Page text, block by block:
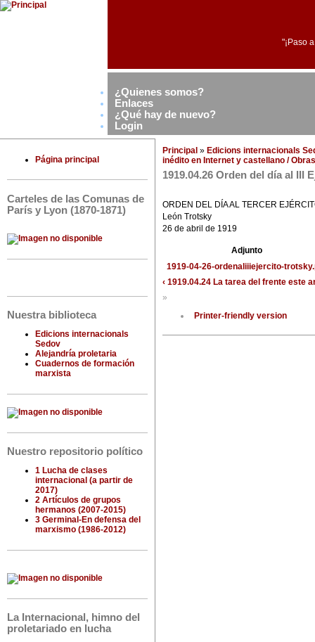
"¡Paso
¿Quienes somos?
Enlaces
¿Qué hay de nuevo?
Login
Página principal
Carteles de las Comunas de
París y Lyon (1870-1871)
Nuestra biblioteca
Edicions internacionals
Sedov
Alejandría proletaria
Cuadernos de formación
marxista
Nuestro repositorio político
1 Lucha de clases
internacional (a partir de
2017)
2 Artículos de grupos
hermanos (2007-2015)
3 Germinal-En defensa del
marxismo (1986-2012)
La Internacional, himno del
proletariado en lucha
Principal » Edicions internacionals
inédito en Internet y castellano /
1919.04.26 Orden del día al III
ORDEN DEL DÍA AL TERCER
León Trotsky
26 de abril de 1919
Adjunto
1919-04-26-ordenaliiiejercito-
‹ 1919.04.24 La tarea del frente este
»
Printer-friendly version